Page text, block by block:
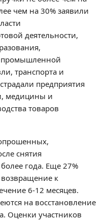
чем на 30% заявили
деятельности,
промышленной
транспорта и
предприятия
медицины и
товаров
снятия
года. Еще 27%
к
6-12 месяцев.
на восстановление
Оценки участников